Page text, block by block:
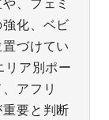
、フェミ
化、ベビ
づけてい
リア別ポー
アフリ
要と判断